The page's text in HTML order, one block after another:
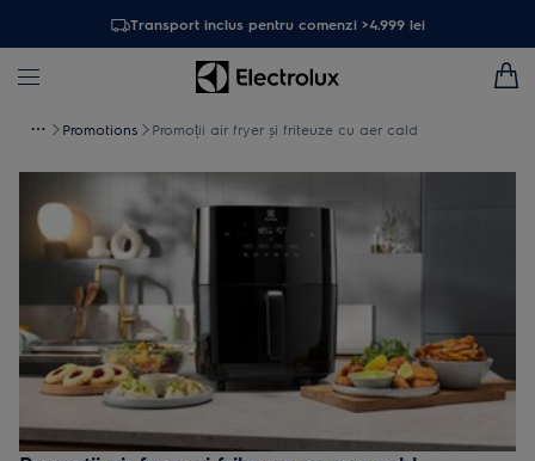
Transport inclus pentru comenzi >4.999 lei
Promotions Promoții air fryer și friteuze cu aer cald